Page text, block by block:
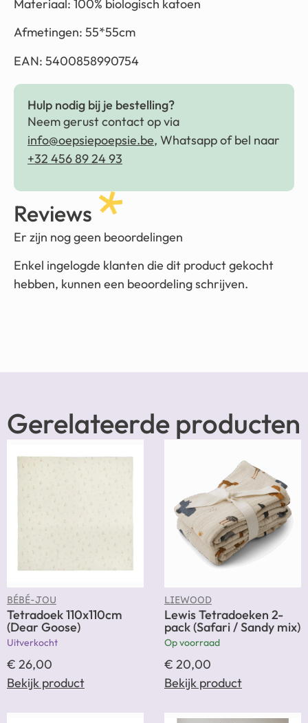
Materiaal: 100% biologisch katoen
Afmetingen: 55*55cm
EAN: 5400858990754
Hulp nodig bij je bestelling?
Neem gerust contact op via
info@oepsiepoepsie.be, Whatsapp of bel naar
+32 456 89 24 93
Reviews
Er zijn nog geen beoordelingen
Enkel ingelogde klanten die dit product gekocht
hebben, kunnen een beoordeling schrijven.
Gerelateerde producten
BÉBÉ-JOU
Tetradoek 110x110cm
(Dear Goose)
Uitverkocht
€ 26,00
Bekijk product
LIEWOOD
Lewis Tetradoeken 2-
pack (Safari / Sandy mix)
Op voorraad
€ 20,00
Bekijk product